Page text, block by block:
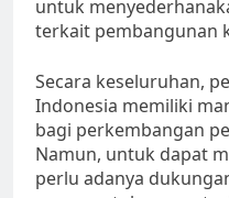
untuk
terkait pembangunan
Secara keseluruhan,
Indonesia memiliki
bagi perkembangan
Namun, untuk dapat
perlu adanya